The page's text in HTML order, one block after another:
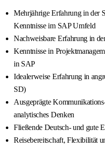
Mehrjährige Erfahrung in der
Kenntnisse im SAP Umfeld
Nachweisbare Erfahrung in
Kenntnisse in
in SAP
Idealerweise Erfahrung in
SD)
Ausgeprägte
analytisches Denken
Fließende Deutsch- und gute
Reisebereitschaft, Flexibilität